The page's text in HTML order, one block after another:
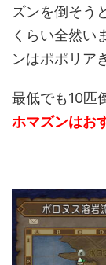
ズンを倒そう
くらい全然い
ンはポポリア
最低でも10匹
ホマズンはお